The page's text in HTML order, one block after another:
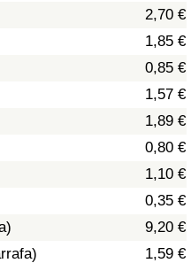
2,70 €
1,85 €
0,85 €
1,57 €
1,89 €
0,80 €
1,10 €
0,35 €
9,20 €
1,59 €